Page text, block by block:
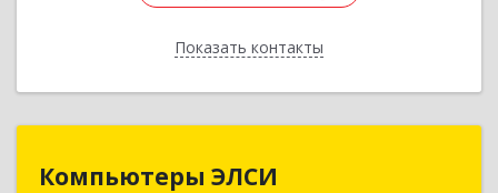
Показать контакты
Назад
Компьютеры ЭЛСИ